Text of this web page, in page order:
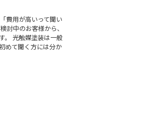
費用が高いって聞い
討中のお客様から、
。 光触媒塗装は一般
めて聞く方には分か